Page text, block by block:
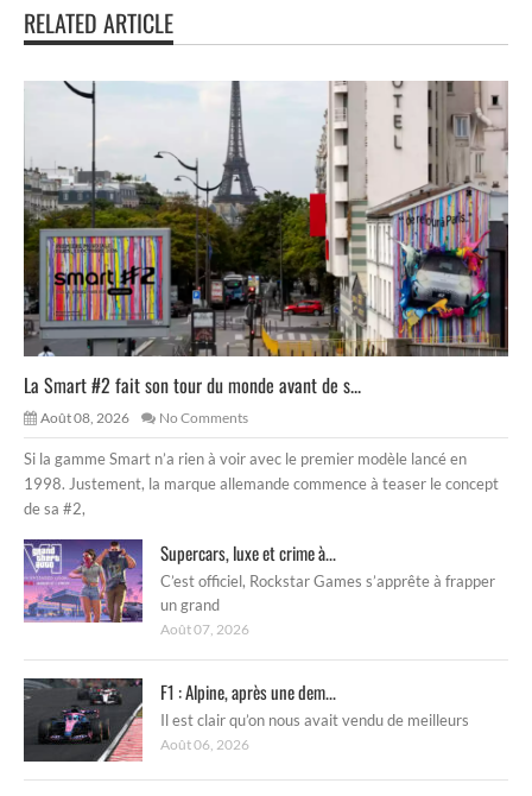
RELATED ARTICLE
La Smart #2 fait son tour du monde avant de s...
Août 08, 2026 No Comments
Si la gamme Smart n’a rien à voir avec le premier modèle lancé en
1998. Justement, la marque allemande commence à teaser le concept
de sa #2,
Supercars, luxe et crime à...
C’est officiel, Rockstar Games s’apprête à frapper
un grand
Août 07, 2026
F1 : Alpine, après une dem...
Il est clair qu’on nous avait vendu de meilleurs
Août 06, 2026